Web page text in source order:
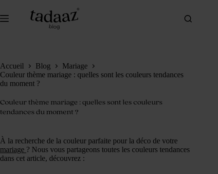
contenu
Accueil Blog
Mariage
Couleur thème mariage : quelles sont les couleurs tendances
du moment ?
Couleur thème mariage : quelles sont les couleurs
tendances du moment ?
À la recherche de la couleur parfaite pour la déco de votre
mariage ? Nous vous partageons toutes les couleurs tendances
dans cet article, découvrez :